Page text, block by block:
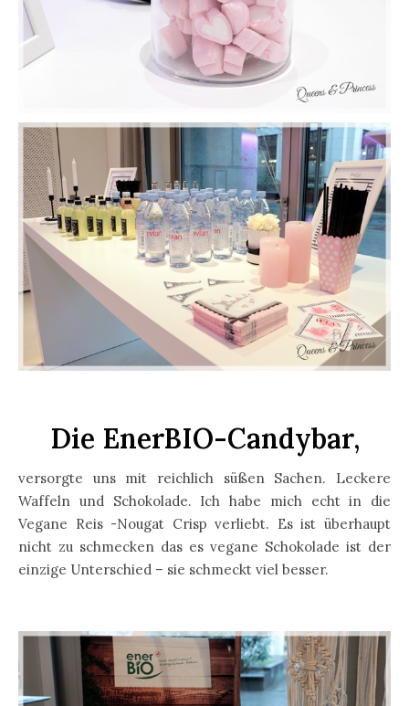
Die EnerBIO-Candybar,
versorgte uns mit reichlich süßen Sachen. Leckere
Waffeln und Schokolade. Ich habe mich echt in die
Vegane Reis -Nougat Crisp verliebt. Es ist überhaupt
nicht zu schmecken das es vegane Schokolade ist der
einzige Unterschied – sie schmeckt viel besser.